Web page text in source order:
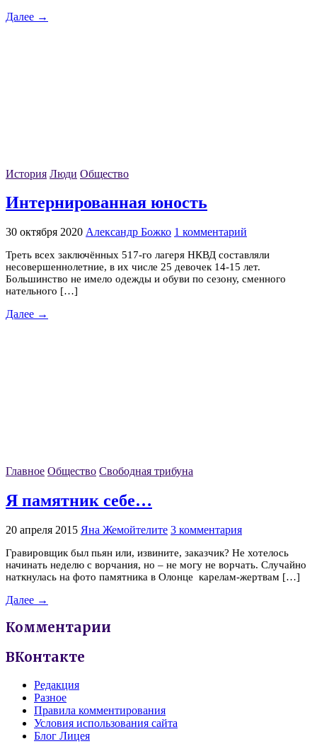
Далее →
История Люди Общество
Интернированная юность
30 октября 2020 Александр Божко 1 комментарий
Треть всех заключённых 517-го лагеря НКВД составляли
несовершеннолетние, в их числе 25 девочек 14-15 лет.
Большинство не имело одежды и обуви по сезону, сменного
нательного […]
Далее →
Главное Общество Свободная трибуна
Я памятник себе…
20 апреля 2015 Яна Жемойтелите 3 комментария
Гравировщик был пьян или, извините, заказчик? Не хотелось
начинать неделю с ворчания, но – не могу не ворчать. Случайно
наткнулась на фото памятника в Олонце карелам-жертвам […]
Далее →
Комментарии
ВКонтакте
Редакция
Разное
Правила комментирования
Условия использования сайта
Блог Лицея